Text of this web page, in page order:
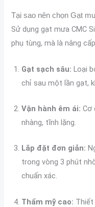
Tại sao nên chọn Gạt
Sử dụng gạt mưa CMC
phụ tùng, mà là nâng
Gạt sạch sâu: Loại
chỉ sau một lần gạt,
Vận hành êm ái: Cơ
nhàng, tĩnh lặng.
Lắp đặt đơn giản:
trong vòng 3 phút
chuẩn xác.
Thẩm mỹ cao: Thiết